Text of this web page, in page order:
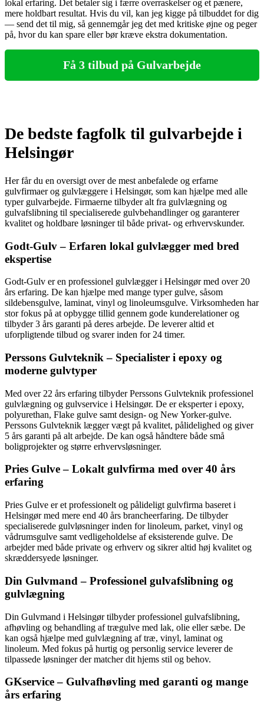
lokal erfaring. Det betaler sig i færre overraskelser og et pænere,
mere holdbart resultat. Hvis du vil, kan jeg kigge på tilbuddet for dig
— send det til mig, så gennemgår jeg det med kritiske øjne og peger
på, hvor du kan spare eller bør kræve ekstra dokumentation.
Få 3 tilbud på Gulvarbejde
De bedste fagfolk til gulvarbejde i
Helsingør
Her får du en oversigt over de mest anbefalede og erfarne
gulvfirmaer og gulvlæggere i Helsingør, som kan hjælpe med alle
typer gulvarbejde. Firmaerne tilbyder alt fra gulvlægning og
gulvafslibning til specialiserede gulvbehandlinger og garanterer
kvalitet og holdbare løsninger til både privat- og erhvervskunder.
Godt-Gulv – Erfaren lokal gulvlægger med bred
ekspertise
Godt-Gulv er en professionel gulvlægger i Helsingør med over 20
års erfaring. De kan hjælpe med mange typer gulve, såsom
sildebensgulve, laminat, vinyl og linoleumsgulve. Virksomheden har
stor fokus på at opbygge tillid gennem gode kunderelationer og
tilbyder 3 års garanti på deres arbejde. De leverer altid et
uforpligtende tilbud og svarer inden for 24 timer.
Perssons Gulvteknik – Specialister i epoxy og
moderne gulvtyper
Med over 22 års erfaring tilbyder Perssons Gulvteknik professionel
gulvlægning og gulvservice i Helsingør. De er eksperter i epoxy,
polyurethan, Flake gulve samt design- og New Yorker-gulve.
Perssons Gulvteknik lægger vægt på kvalitet, pålidelighed og giver
5 års garanti på alt arbejde. De kan også håndtere både små
boligprojekter og større erhvervsløsninger.
Pries Gulve – Lokalt gulvfirma med over 40 års
erfaring
Pries Gulve er et professionelt og pålideligt gulvfirma baseret i
Helsingør med mere end 40 års brancheerfaring. De tilbyder
specialiserede gulvløsninger inden for linoleum, parket, vinyl og
vådrumsgulve samt vedligeholdelse af eksisterende gulve. De
arbejder med både private og erhverv og sikrer altid høj kvalitet og
skræddersyede løsninger.
Din Gulvmand – Professionel gulvafslibning og
gulvlægning
Din Gulvmand i Helsingør tilbyder professionel gulvafslibning,
afhøvling og behandling af trægulve med lak, olie eller sæbe. De
kan også hjælpe med gulvlægning af træ, vinyl, laminat og
linoleum. Med fokus på hurtig og personlig service leverer de
tilpassede løsninger der matcher dit hjems stil og behov.
GKservice – Gulvafhøvling med garanti og mange
års erfaring